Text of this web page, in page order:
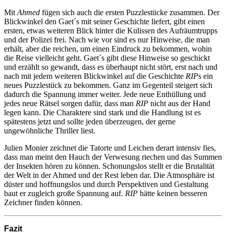
Mit Ahmed fügen sich auch die ersten Puzzlestücke zusammen. Der
Blickwinkel den Gaet´s mit seiner Geschichte liefert, gibt einen
ersten, etwas weiteren Blick hinter die Kulissen des Aufräumtrupps
und der Polizei frei. Nach wie vor sind es nur Hinweise, die man
erhält, aber die reichen, um einen Eindruck zu bekommen, wohin
die Reise vielleicht geht. Gaet´s gibt diese Hinweise so geschickt
und erzählt so gewandt, dass es überhaupt nicht stört, erst nach und
nach mit jedem weiteren Blickwinkel auf die Geschichte RIPs ein
neues Puzzlestück zu bekommen. Ganz im Gegenteil steigert sich
dadurch die Spannung immer weiter. Jede neue Enthüllung und
jedes neue Rätsel sorgen dafür, dass man RIP nicht aus der Hand
legen kann. Die Charaktere sind stark und die Handlung ist es
spätestens jetzt und sollte jeden überzeugen, der gerne
ungewöhnliche Thriller liest.
Julien Monier zeichnet die Tatorte und Leichen derart intensiv fies,
dass man meint den Hauch der Verwesung riechen und das Summen
der Insekten hören zu können. Schonungslos stellt er die Brutalität
der Welt in der Ahmed und der Rest leben dar. Die Atmosphäre ist
düster und hoffnungslos und durch Perspektiven und Gestaltung
baut er zugleich große Spannung auf. RIP hätte keinen besseren
Zeichner finden können.
Fazit